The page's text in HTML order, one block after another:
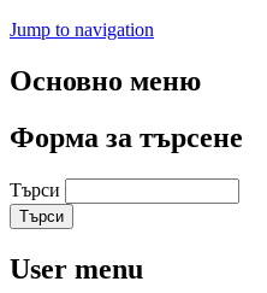
Jump to navigation
Основно меню
Форма за търсене
Търси
User menu